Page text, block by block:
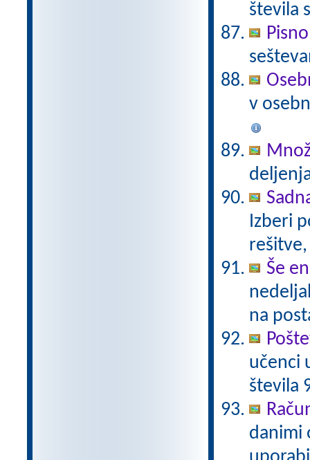
števila
v
Izberi
Še
na
učenci
števila
danimi